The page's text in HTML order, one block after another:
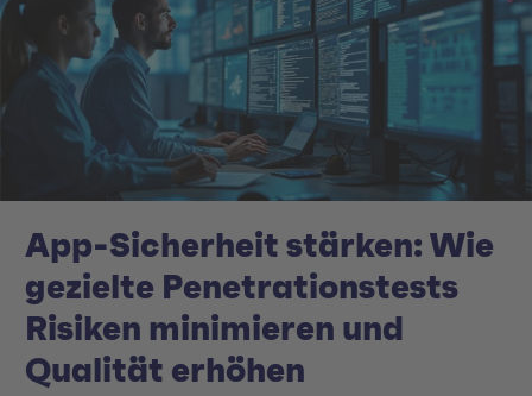
App-Sicherheit stärken: Wie
gezielte Penetrationstests
Risiken minimieren und
Qualität erhöhen